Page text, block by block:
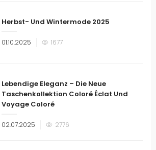
Herbst- Und Wintermode 2025
Veröffentlicht
01.10.2025 1677
Lebendige Eleganz – Die Neue
Taschenkollektion Coloré Éclat Und
Voyage Coloré
Veröffentlicht
02.07.2025 2776